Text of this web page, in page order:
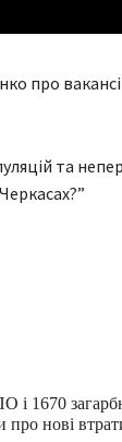
про
та
і 1670
про нові